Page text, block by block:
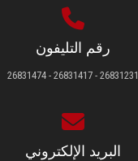
رقم التليفون
26831231 - 26831417 - 26831474
البريد الإلكتروني